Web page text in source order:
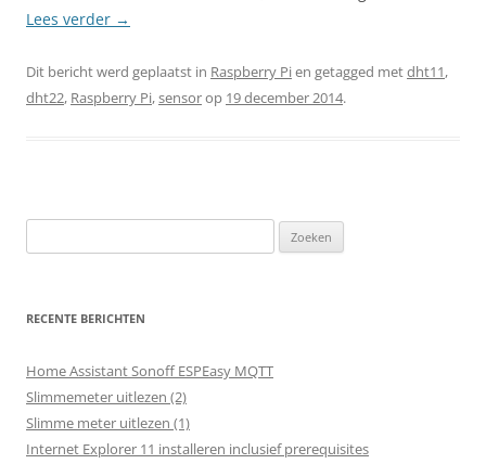
Lees verder →
Dit bericht werd geplaatst in Raspberry Pien getagged metdht11,
dht22, Raspberry Pi,sensorop 19 december 2014.
naar:
RECENTE BERICHTEN
Home Assistant Sonoff ESPEasy MQTT
Slimmemeter uitlezen (2)
Slimme meter uitlezen (1)
Internet Explorer 11 installeren inclusief prerequisites